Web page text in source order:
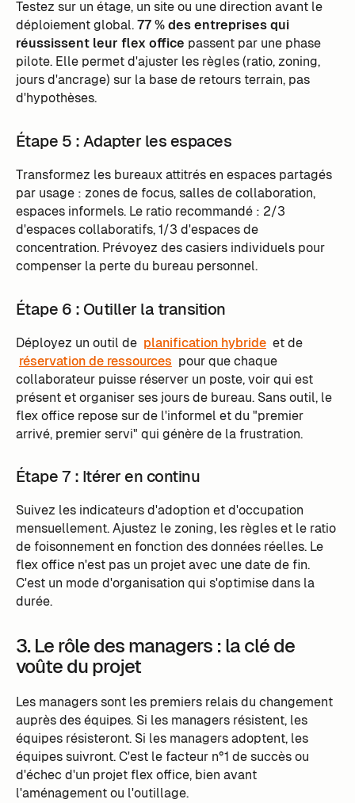
Testez sur un étage, un site ou une direction avant le
déploiement global.77 % des entreprises qui
réussissent leur flex office passent par une phase
pilote. Elle permet d'ajuster les règles (ratio, zoning,
jours d'ancrage) sur la base de retours terrain, pas
d'hypothèses.
Étape 5 : Adapter les espaces
Transformez les bureaux attitrés en espaces partagés
par usage : zones de focus, salles de collaboration,
espaces informels. Le ratio recommandé : 2/3
d'espaces collaboratifs, 1/3 d'espaces de
concentration. Prévoyez des casiers individuels pour
compenser la perte du bureau personnel.
Étape 6 : Outiller la transition
Déployez un outil de planification hybride et de
réservation de ressources pour que chaque
collaborateur puisse réserver un poste, voir qui est
présent et organiser ses jours de bureau. Sans outil, le
flex office repose sur de l'informel et du "premier
arrivé, premier servi" qui génère de la frustration.
Étape 7 : Itérer en continu
Suivez les indicateurs d'adoption et d'occupation
mensuellement. Ajustez le zoning, les règles et le ratio
de foisonnement en fonction des données réelles. Le
flex office n'est pas un projet avec une date de fin.
C'est un mode d'organisation qui s'optimise dans la
durée.
3. Le rôle des managers : la clé de
voûte du projet
Les managers sont les premiers relais du changement
auprès des équipes. Si les managers résistent, les
équipes résisteront. Si les managers adoptent, les
équipes suivront. C'est le facteur n°1 de succès ou
d'échec d'un projet flex office, bien avant
l'aménagement ou l'outillage.